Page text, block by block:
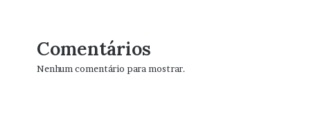
Comentários
Nenhum comentário para mostrar.